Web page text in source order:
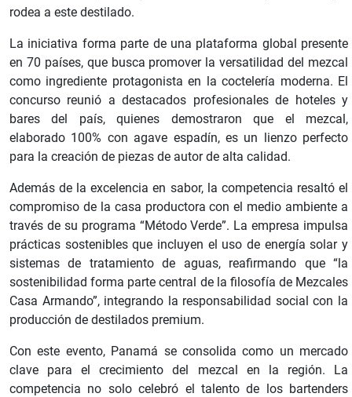
rodea a este destilado.
La iniciativa forma parte de una plataforma global presente
en 70 países, que busca promover la versatilidad del mezcal
como ingrediente protagonista en la coctelería moderna. El
concurso reunió a destacados profesionales de hoteles y
bares del país, quienes demostraron que el mezcal,
elaborado 100% con agave espadín, es un lienzo perfecto
para la creación de piezas de autor de alta calidad.
Además de la excelencia en sabor, la competencia resaltó el
compromiso de la casa productora con el medio ambiente a
través de su programa “Método Verde”. La empresa impulsa
prácticas sostenibles que incluyen el uso de energía solar y
sistemas de tratamiento de aguas, reafirmando que “la
sostenibilidad forma parte central de la filosofía de Mezcales
Casa Armando”, integrando la responsabilidad social con la
producción de destilados premium.
Con este evento, Panamá se consolida como un mercado
clave para el crecimiento del mezcal en la región. La
competencia no solo celebró el talento de los bartenders